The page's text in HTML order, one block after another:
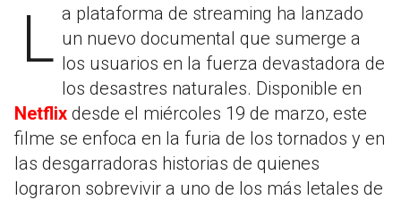
La plataforma de streaming ha lanzado un nuevo documental que sumerge a
los usuarios en la fuerza devastadora de
los desastres naturales. Disponible en
Netflix desde el miércoles 19 de marzo, este
filme se enfoca en la furia de los tornados y en
las desgarradoras historias de quienes
lograron sobrevivir a uno de los más letales de